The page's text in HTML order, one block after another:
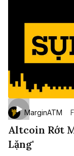
MarginATM
Altcoin Rớt
Lặng'